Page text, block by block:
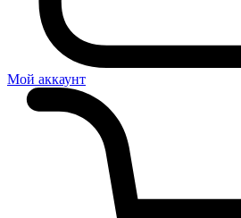
Мой аккаунт